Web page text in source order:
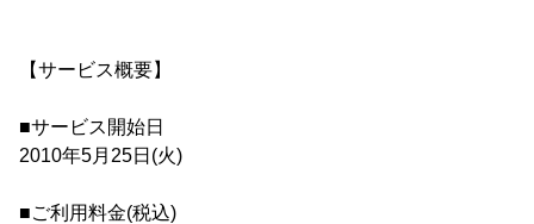
【サービス概要】
■サービス開始日
2010年5月25日(火)
■ご利用料金(税込)